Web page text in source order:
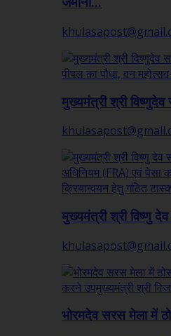
मुख्यमंत्री श्री
मुख्यमंत्री श्री विष्णु
भोरमदेव सरस मेला में